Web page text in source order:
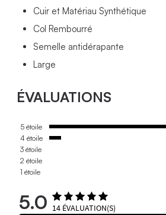
Cuir et Matériau Synthétique
Col Rembourré
Semelle antidérapante
Large
ÉVALUATIONS
5 étoile
4 étoile
3 étoile
2 étoile
1 étoile
5.0 14 ÉVALUATION(S)